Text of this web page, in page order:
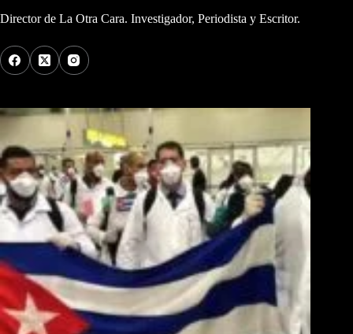
Director de La Otra Cara. Investigador, Periodista y Escritor.